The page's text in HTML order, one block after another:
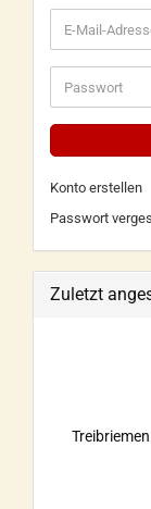
Konto erstellen
Passwort
Zuletzt